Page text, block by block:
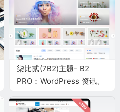
柒比贰(7B2)主题- B2
PRO：WordPress 资讯、
导航等多功能商用主题